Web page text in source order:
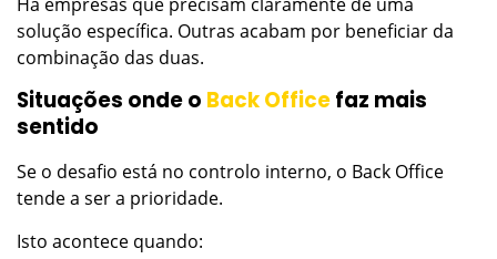
Há empresas que precisam claramente de uma
solução específica. Outras acabam por beneficiar da
combinação das duas.
Situações onde o Back Office faz mais
sentido
Se o desafio está no controlo interno, o Back Office
tende a ser a prioridade.
Isto acontece quando: